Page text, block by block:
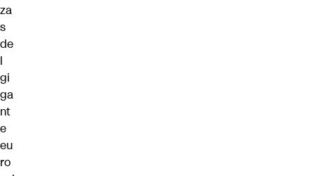
za
s
de
l
gi
ga
nt
e
eu
ro